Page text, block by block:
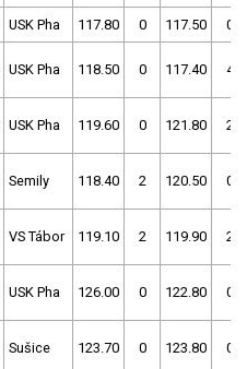
USK Pha 117.80 0 117.50 0
USK Pha 118.50 0 117.40 4
USK Pha 119.60 0 121.80 2
Semily 118.40 2 120.50 0
VS Tábor 119.10 2 119.90 2
USK Pha 126.00 0 122.80 0
Sušice 123.70 0 123.80 0